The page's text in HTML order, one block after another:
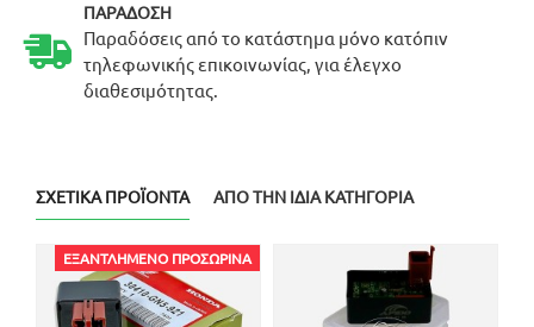
ΠΑΡΆΔΟΣΗ
Παραδόσεις από το κατάστημα μόνο κατόπιν
τηλεφωνικής επικοινωνίας, για έλεγχο
διαθεσιμότητας.
ΣΧΕΤΙΚΆ ΠΡΟΪΌΝΤΑ ΑΠΌ ΤΗΝ ΊΔΙΑ ΚΑΤΗΓΟΡΊΑ
ΕΞΑΝΤΛΗΜΈΝΟ ΠΡΟΣΩΡΙΝΆ